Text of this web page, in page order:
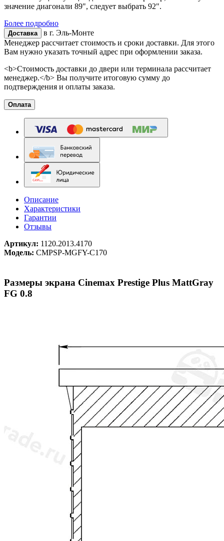
значение диагонали 89", следует выбрать 92".
Более подробно
Доставка в г. Эль-Монте
Менеджер рассчитает стоимость и сроки доставки. Для этого
Вам нужно указать точный адрес при оформлении заказа.
<b>Стоимость доставки до двери или терминала рассчитает
менеджер.</b> Вы получите итоговую сумму до
подтверждения и оплаты заказа.
Оплата
Описание
Характеристики
Гарантии
Отзывы
Артикул: 1120.2013.4170
Модель: CMPSP-MGFY-C170
Размеры экрана Cinemax Prestige Plus MattGray
FG 0.8